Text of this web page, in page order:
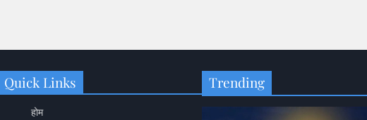
Quick Links
होम
Trending